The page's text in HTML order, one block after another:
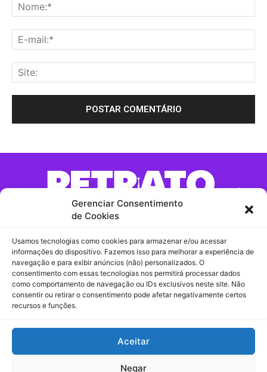
Gerenciar Consentimento
de Cookies
Usamos tecnologias como cookies para armazenar e/ou acessar
informações do dispositivo. Fazemos isso para melhorar a experiência de
navegação e para exibir anúncios (não) personalizados. O
consentimento com essas tecnologias nos permitirá processar dados
como comportamento de navegação ou IDs exclusivos neste site. Não
consentir ou retirar o consentimento pode afetar negativamente certos
recursos e funções.
Aceitar
Negar
Contato:
Comercial / Redação
contato@retratomaringa.com.br
Recebidos
Chama no Whatsapp!